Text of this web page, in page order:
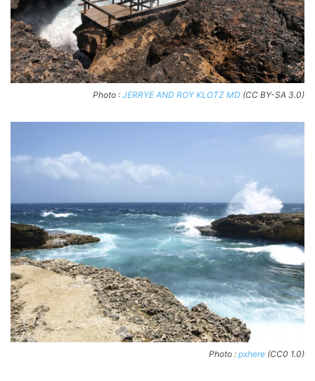
Photo : JERRYE AND ROY KLOTZ MD (CC BY-SA 3.0)
Photo : pxhere (CC0 1.0)